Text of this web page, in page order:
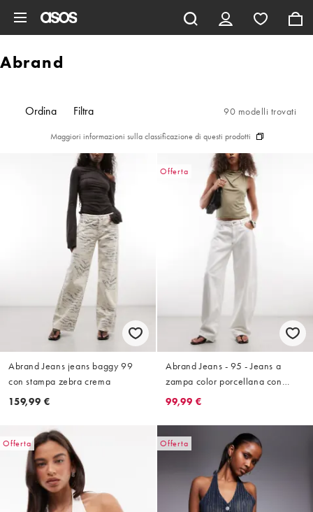
Abrand
Ordina Filtra 90 modelli trovati
Maggiori informazioni sulla classificazione di questi prodotti
Abrand Jeans jeans baggy 99
con stampa zebra crema
159,99 €
Offerta
Abrand Jeans - 95 - Jeans a
zampa color porcellana con
cuciture a contrasto
99,99 €
Offerta Offerta